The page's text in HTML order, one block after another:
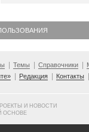
Темы Справочники
Редакция Контакты
И НОВОСТИ
ОСНОВЕ